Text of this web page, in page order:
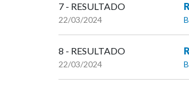
7 - RESULTADO
22/03/2024
8 - RESULTADO
22/03/2024